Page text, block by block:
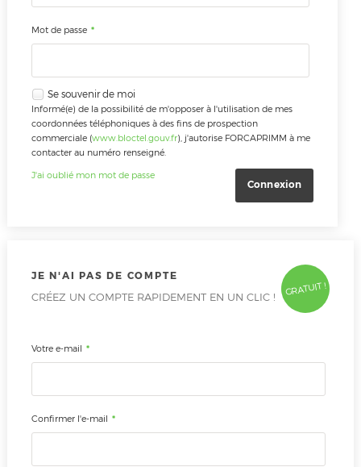
Mot de passe *
Se souvenir de moi
Informé(e) de la possibilité de m'opposer à l'utilisation de mes
coordonnées téléphoniques à des fins de prospection
commerciale (www.bloctel.gouv.fr), j'autorise FORCAPRIMM à me
contacter au numéro renseigné.
J'ai oublié mon mot de passe
GRATUIT !
JE N'AI PAS DE COMPTE
CRÉEZ UN COMPTE RAPIDEMENT EN UN CLIC !
Votre e-mail *
Confirmer l'e-mail *